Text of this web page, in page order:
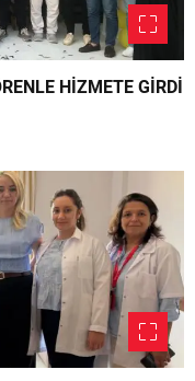
HİZMETE GİRDİ